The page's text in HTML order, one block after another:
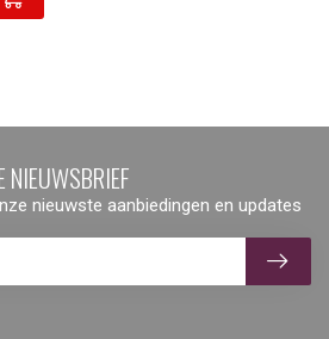
NIEUWSBRIEF
nieuwste aanbiedingen en updates